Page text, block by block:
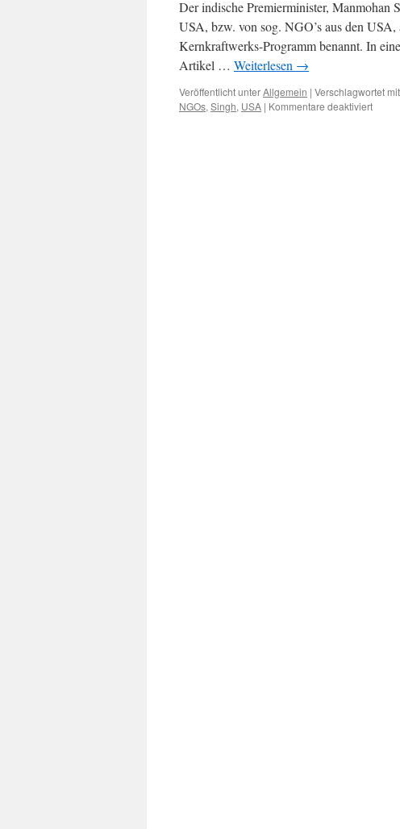
Der indische Premierminister, Manmohan
USA, bzw. von sog. NGO’s aus den USA,
Kernkraftwerks-Programm benannt. In
Artikel … Weiterlesen →
Veröffentlicht unterAllgemein | Verschlagwortet mit
NGOs, Singh, USA | Kommentare deaktiviertfür